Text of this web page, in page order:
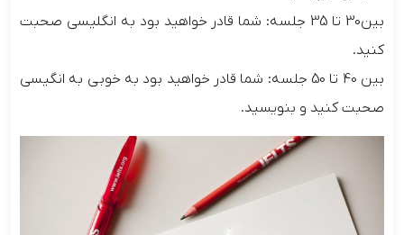
بین30 تا 35 جلسه: شما قادر خواهید بود به انگلیسی صحبت
کنید.
بین 40 تا 50 جلسه: شما قادر خواهید بود به خوبی به انگیسی
صحبت کنید و بنویسید.